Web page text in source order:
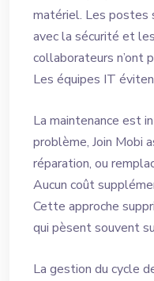
matériel. Les postes
avec la sécurité et
collaborateurs n’ont
Les équipes IT
La maintenance est
problème, Join Mobi
réparation, ou
Aucun coût
Cette approche
qui pèsent souvent
La gestion du cycle